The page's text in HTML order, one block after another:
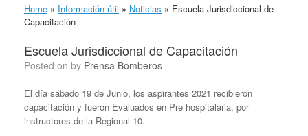
Home » Información útil » Noticias » Escuela Jurisdiccional de
Capacitación
Escuela Jurisdiccional de Capacitación
Posted on by Prensa Bomberos
El día sábado 19 de Junio, los aspirantes 2021 recibieron
capacitación y fueron Evaluados en Pre hospitalaria, por
instructores de la Regional 10.